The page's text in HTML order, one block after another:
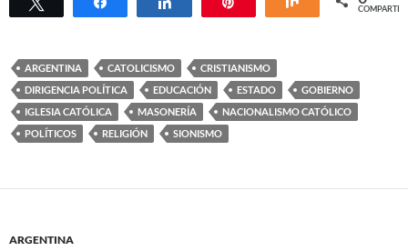
COMPARTIR
ARGENTINA CATOLICISMO
CRISTIANISMO
DIRIGENCIA POLÍTICA
EDUCACIÓN ESTADO
GOBIERNO
IGLESIA CATÓLICA
MASONERÍA
NACIONALISMO CATÓLICO
POLÍTICOS
RELIGIÓN SIONISMO
ARGENTINA